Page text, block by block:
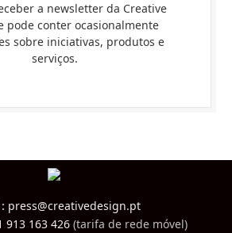
a newsletter da Creative
pode conter ocasionalmente
sobre iniciativas, produtos e
serviços.
press@creativedesign.pt
913 163 426(tarifa de rede móvel)